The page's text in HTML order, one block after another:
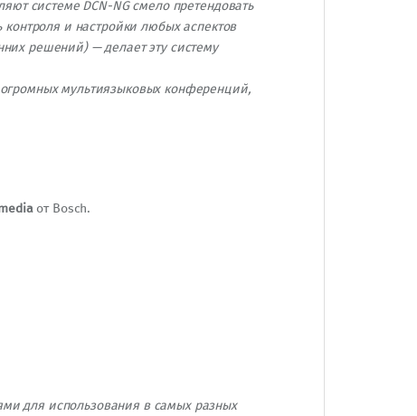
системе DCN-NG смело претендовать
и настройки любых аспектов
решений) — делает эту систему
мультиязыковых конференций,
от Bosch.
для использования в самых разных